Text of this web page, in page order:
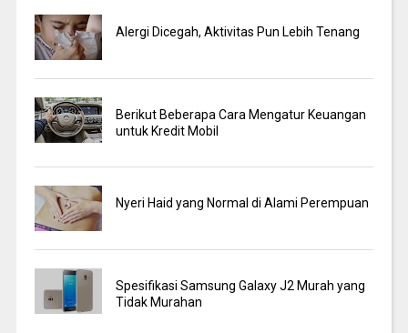
Alergi Dicegah, Aktivitas Pun Lebih Tenang
Berikut Beberapa Cara Mengatur Keuangan
untuk Kredit Mobil
Nyeri Haid yang Normal di Alami Perempuan
Spesifikasi Samsung Galaxy J2 Murah yang
Tidak Murahan